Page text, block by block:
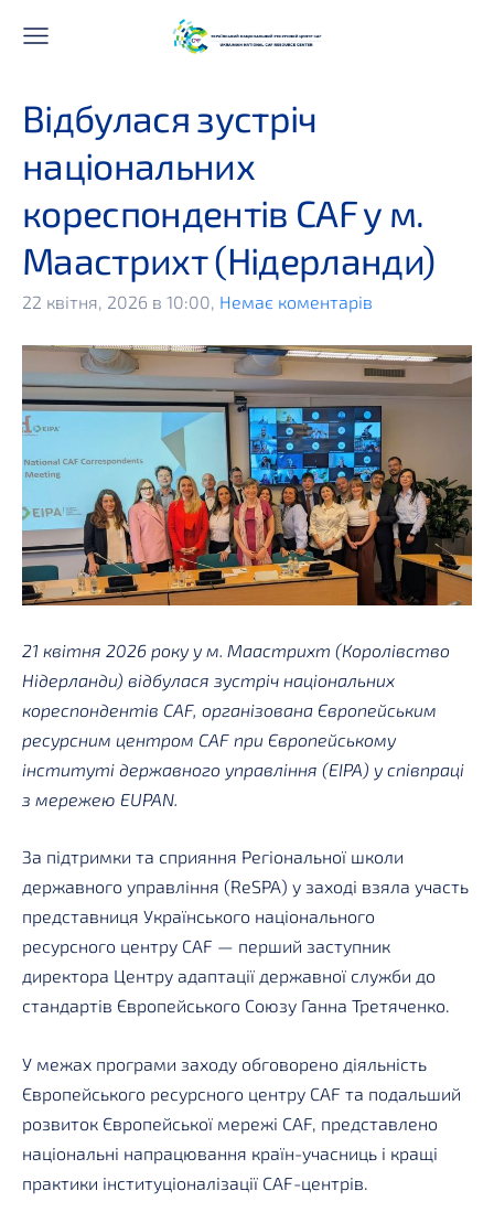
Відбулася зустріч
національних
кореспондентів CAF у м.
Маастрихт (Нідерланди)
22 квітня, 2026 в 10:00, Немає коментарів
21 квітня 2026 року у м. Маастрихт (Королівство
Нідерланди) відбулася зустріч національних
кореспондентів CAF, організована Європейським
ресурсним центром CAF при Європейському
інституті державного управління (EIPA) у співпраці
з мережею EUPAN.
За підтримки та сприяння Регіональної школи
державного управління (ReSPA) у заході взяла участь
представниця Українського національного
ресурсного центру CAF — перший заступник
директора Центру адаптації державної служби до
стандартів Європейського Союзу Ганна Третяченко.
У межах програми заходу обговорено діяльність
Європейського ресурсного центру CAF та подальший
розвиток Європейської мережі CAF, представлено
національні напрацювання країн-учасниць і кращі
практики інституціоналізації CAF-центрів.